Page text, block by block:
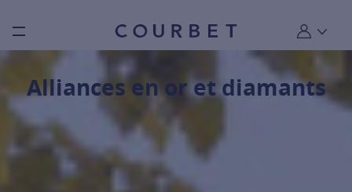
Burger toggle menu Mon
Alliances en or et diamants